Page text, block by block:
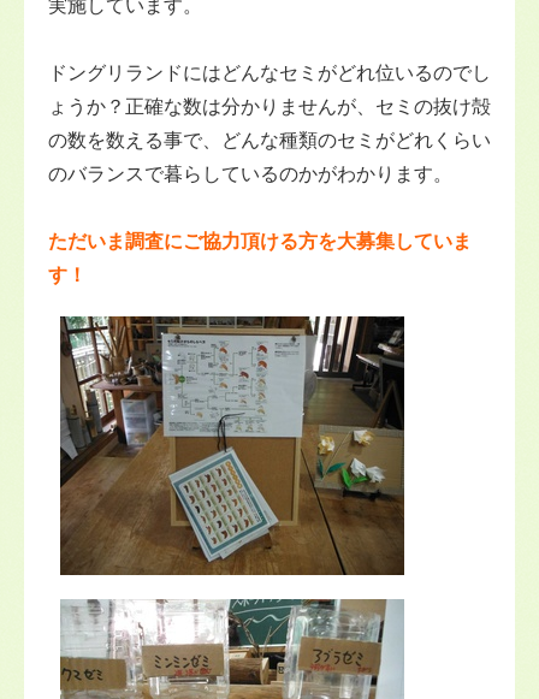
実施しています。
ドングリランドにはどんなセミがどれ位いるのでし
ょうか？正確な数は分かりませんが、セミの抜け殻
の数を数える事で、どんな種類のセミがどれくらい
のバランスで暮らしているのかがわかります。
ただいま調査にご協力頂ける方を大募集していま
す！